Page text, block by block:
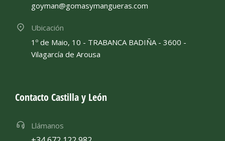
goyman@gomasymangueras.com
Ubicación
1º de Maio, 10 - TRABANCA BADIÑA - 3600 -
Vilagarcía de Arousa
Contacto Castilla y León
Llámanos